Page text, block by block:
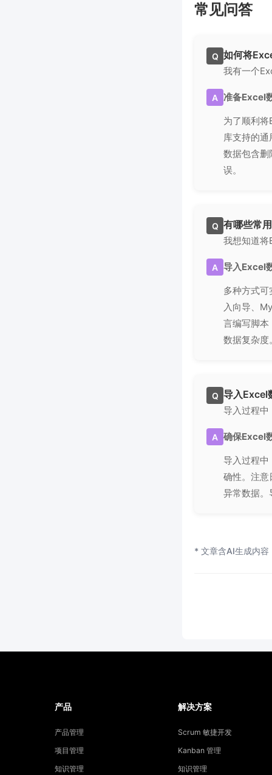
常见问答
Q 如何将
我有一个
A 准备Excel
为了顺利
库支持的
数据包含删
误。
Q 有哪些常
我想知道将
A 导入Excel
多种方式
入向导、
言编写脚
数据复杂度
Q 导入Excel
导入过程中
A 确保Excel
导入过程中
确性。注意
异常数据。
* 文章含AI生成内容
产品
产品管理
项目管理
知识管理
解决方案
Scrum 敏捷开发
Kanban 管理
知识管理